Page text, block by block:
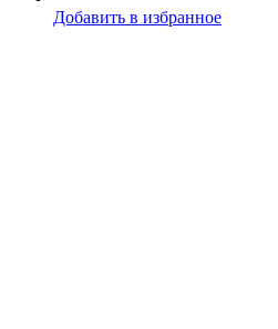
Добавить в избранное